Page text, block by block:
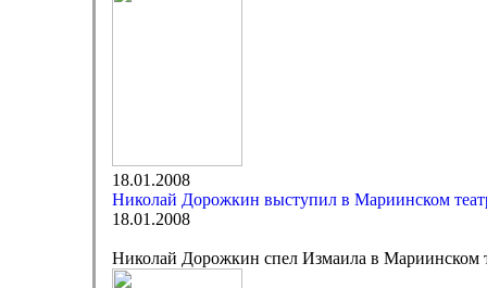
18.01.2008
Николай Дорожкин выступил в Мариинском
18.01.2008
Николай Дорожкин спел Измаила в Мариинском